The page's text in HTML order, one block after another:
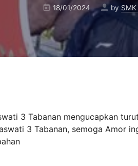
18/01/2024 by
3 Tabanan mengucapkan
3 Tabanan, semoga Amor